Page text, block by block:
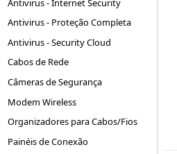
Antivirus - Internet Security
Antivirus - Proteção Completa
Antivirus - Security Cloud
Cabos de Rede
Câmeras de Segurança
Modem Wireless
Organizadores para Cabos/Fios
Painéis de Conexão